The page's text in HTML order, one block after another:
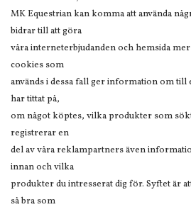
MK Equestrian kan komma att använda
bidrar till att göra
våra interneterbjudanden och hemsida
cookies som
används i dessa fall ger information om
har tittat på,
om något köptes, vilka produkter som
registrerar en
del av våra reklampartners även
innan och vilka
produkter du intresserat dig för. Syftet är
så bra som